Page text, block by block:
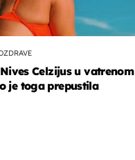
Celzijus u vatrenom
je toga prepustila